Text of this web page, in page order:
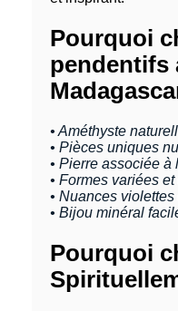
Pourquoi
pendentifs
• Améthyste
• Pièces uniques
• Pierre associée à
• Formes variées
• Nuances
• Bijou minéral
Pourquoi